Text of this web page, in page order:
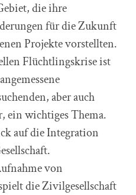
die ihre
für die Zukunft
Projekte vorstellten.
Flüchtlingskrise ist
aber auch
ein wichtiges Thema.
auf die Integration
von
die Zivilgesellschaft